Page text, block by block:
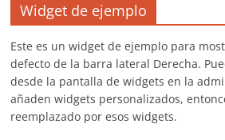
Widget de ejemplo
Este es un widget de ejemplo para
defecto de la barra lateral Derecha.
desde la pantalla de widgets en la
añaden widgets personalizados,
reemplazado por esos widgets.